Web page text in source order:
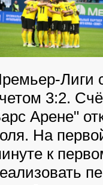
Лиги
3:2.
Арене"
На
к